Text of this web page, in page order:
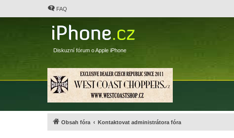
FAQ
Diskuzní fórum o Apple iPhone
Obsah fóra Kontaktovat administrátora fóra